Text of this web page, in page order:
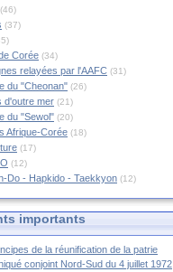
(46)
(37)
Corée (34)
relayées par l'AAFC (31)
du "Cheonan" (26)
d'outre mer (21)
du "Sewol" (20)
Afrique-Corée (18)
(17)
(12)
Do - Hapkido - Taekkyon (12)
importants
de la réunification de la patrie
conjoint Nord-Sud du 4 juillet 1972